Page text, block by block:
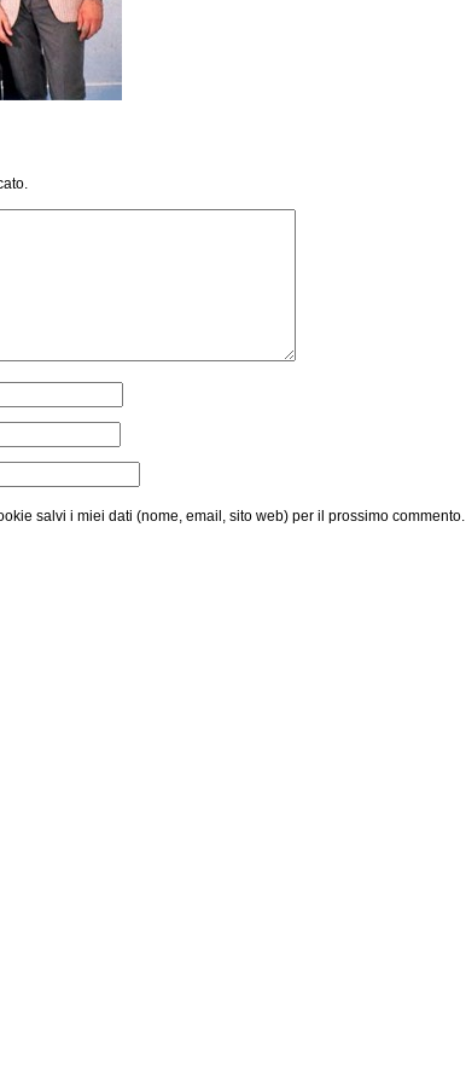
salvi i miei dati (nome, email, sito web) per il prossimo commento.